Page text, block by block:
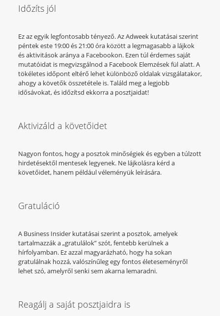
Időzíts jól
Ez az egyik legfontosabb tényező. Az Adweek kutatásai szerint
péntek este 19:00 és 21:00 óra között a legmagasabb a lájkok
és aktivitások aránya a Facebookon. Ezen túl érdemes saját
mutatóidat is megvizsgálnod a Facebook Elemzések fül alatt. A
tökéletes időpont eltérő lehet különböző oldalak vizsgálatakor,
ahogy a követők összetétele is. Találd meg a legjobb
idősávokat, és időzítsd ekkorra a posztjaidat!
Aktivizáld a követőidet
Nagyon fontos, hogy a posztok minőségiek és egyben a túlzott
hirdetésektől mentesek legyenek. Ne lájkolásra kérd a
követőidet, hanem például véleményük leírására.
Gratuláció
A Business Insider kutatásai szerint a posztok, amelyek
tartalmazzák a „gratulálok” szót, fentebb kerülnek a
hírfolyamban. Ez azzal magyarázható, hogy ha sokan
gratulálnak hozzá, valószínűleg egy fontos életeseményről
lehet szó, amelyről senki sem akarna lemaradni.
Reagálj a saját posztjaidra is